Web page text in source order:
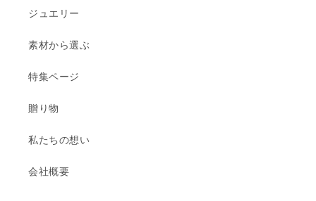
ジュエリー
素材から選ぶ
特集ページ
贈り物
私たちの想い
会社概要